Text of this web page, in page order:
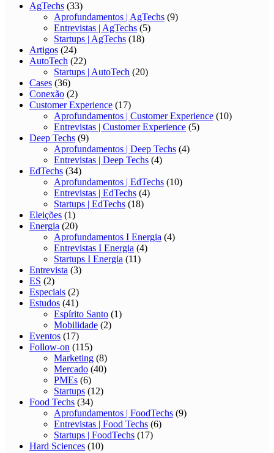
AgTechs (33)
Aprofundamentos | AgTechs (9)
Entrevistas | AgTechs (5)
Startups | AgTechs (18)
Artigos (24)
AutoTech (22)
Startups | AutoTech (20)
Cases (36)
Conexão (2)
Customer Experience (17)
Aprofundamentos | Customer Experience (10)
Entrevistas | Customer Experience (5)
Deep Techs (9)
Aprofundamentos | Deep Techs (4)
Entrevistas | Deep Techs (4)
EdTechs (34)
Aprofundamentos | EdTechs (10)
Entrevistas | EdTechs (4)
Startups | EdTechs (18)
Eleições (1)
Energia (20)
Aprofundamentos I Energia (4)
Entrevistas I Energia (4)
Startups I Energia (11)
Entrevista (3)
ES (2)
Especiais (2)
Estudos (41)
Espírito Santo (1)
Mobilidade (2)
Eventos (17)
Follow-on (115)
Marketing (8)
Mercado (40)
PMEs (6)
Startups (12)
Food Techs (34)
Aprofundamentos | FoodTechs (9)
Entrevistas | Food Techs (6)
Startups | FoodTechs (17)
Hard Sciences (10)